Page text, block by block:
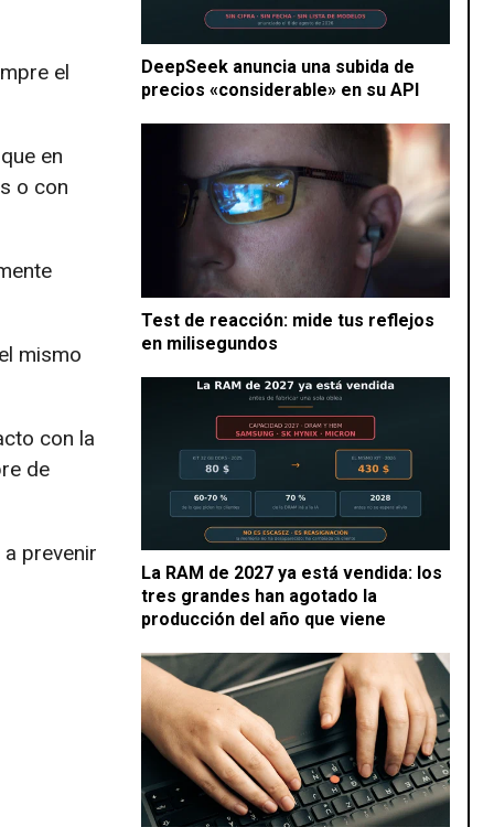
DeepSeek anuncia una subida de
precios «considerable» en su API
Test de reacción: mide tus reflejos
en milisegundos
La RAM de 2027 ya está vendida: los
tres grandes han agotado la
producción del año que viene
el
en
o con
mismo
con la
de
prevenir